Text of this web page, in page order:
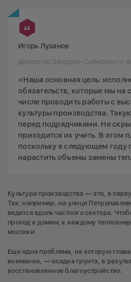
Игорь Лузанов
директор Западно-Сибирского
«Наша основная цель:
обязательств, которые мы на
числе проводить работы с
культуры производства.
перед подрядчиками. Не
приходится их учить. В этом
поскольку в следующем году
нарастить объемы замены
Культура производства — это, в
Так, например, на улице
ведется вдоль частного сектора.
проход к домам, к каждому
мостики.
Еще одна проблема, на которую
внимание, — осадка грунта, в
восстановленное благоустройство.